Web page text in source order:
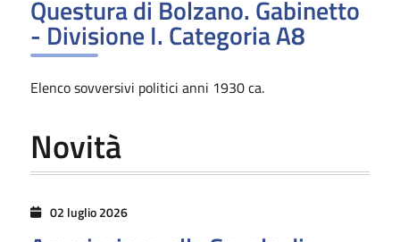
Questura di Bolzano. Gabinetto
- Divisione I. Categoria A8
Elenco sovversivi politici anni 1930 ca.
Novità
02 luglio 2026